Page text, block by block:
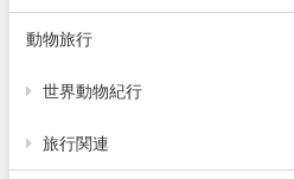
動物旅行
世界動物紀行
旅行関連